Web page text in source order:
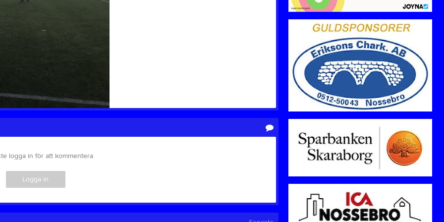
Lotter & Spel
Medlemsavgifter
Bli medlem
Länkar
NIF-NYTT
Om Nossebro IF
Sociala medier
Styrelsen
Swish
Årets NIF:are
Sparbanksvallen
EFFK/NIF/FIK Dam
logga in för att kommentera
Logga in